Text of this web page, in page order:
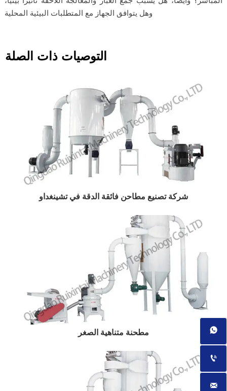
وهل يتوافق الجهاز مع المتطلبات البيئية المحلية
التوصيات ذات الصلة
شركة تصنيع مطاحن فائقة الدقة في تشينغداو
مطحنة متناهية الصغر 

